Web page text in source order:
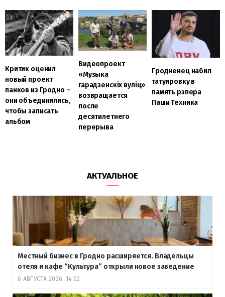
Критик оценил
новый проект
панков из Гродно –
они объединились,
чтобы записать
альбом
Видеопроект
«Музыка
гарадзенскіх вуліц»
возвращается
после
десятилетнего
перерыва
Гродненец набил
татуировку в
память рэпера
Паши Техника
АКТУАЛЬНОЕ
Местный бизнес в Гродно расширяется. Владельцы
отеля и кафе “Культура” открыли новое заведение
6 АВГУСТА 2026, 14:02